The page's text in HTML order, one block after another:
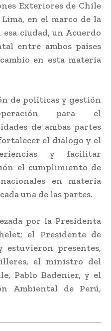
Exteriores de Chile
en el marco de la
esa ciudad, un Acuerdo
entre ambos países
en esta materia
de políticas y gestión
para el
de ambas partes
el diálogo y el
y facilitar
el cumplimiento de
en materia
una de las partes.
por la Presidenta
el Presidente de
estuvieron presentes,
el ministro del
Pablo Badenier, y el
Ambiental de Perú,